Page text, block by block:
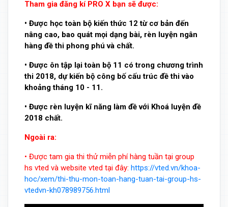
Tham gia đăng kí PRO X bạn sẽ được:
• Được học toàn bộ kiến thức 12 từ cơ bản đến
nâng cao, bao quát mọi dạng bài, rèn luyện ngân
hàng đề thi phong phú và chất.
• Được ôn tập lại toàn bộ 11 có trong chương trình
thi 2018, dự kiến bộ công bố cấu trúc đề thi vào
khoảng tháng 10 - 11.
• Được rèn luyện kĩ năng làm đề với Khoá luyện đề
2018 chất.
Ngoài ra:
• Được tam gia thi thử miễn phí hàng tuần tại group
hs vted và website vted tại đây: https://vted.vn/khoa-
hoc/xem/thi-thu-mon-toan-hang-tuan-tai-group-hs-
vtedvn-kh078989756.html